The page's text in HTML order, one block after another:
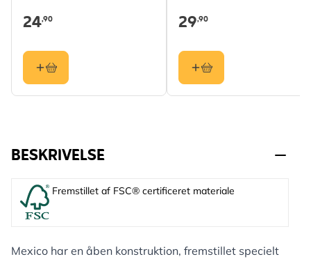
24,90 29,90
BESKRIVELSE
Fremstillet af FSC® certificeret materiale
Mexico har en åben konstruktion, fremstillet specielt